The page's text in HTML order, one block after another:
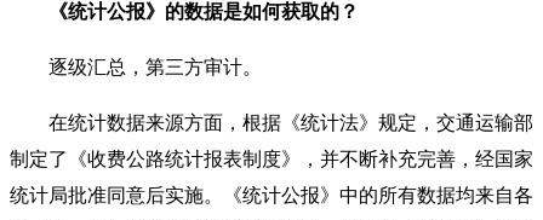
《统计公报》的数据是如何获取的？
逐级汇总，第三方审计。
在统计数据来源方面，根据《统计法》规定，交通运输部
制定了《收费公路统计报表制度》，并不断补充完善，经国家
统计局批准同意后实施。《统计公报》中的所有数据均来自各